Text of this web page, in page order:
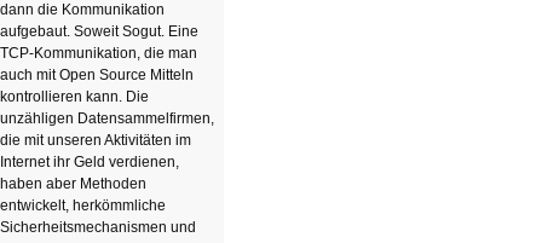
dann die Kommunikation
aufgebaut. Soweit Sogut. Eine
TCP-Kommunikation, die man
auch mit Open Source Mitteln
kontrollieren kann. Die
unzähligen Datensammelfirmen,
die mit unseren Aktivitäten im
Internet ihr Geld verdienen,
haben aber Methoden
entwickelt, herkömmliche
Sicherheitsmechanismen und